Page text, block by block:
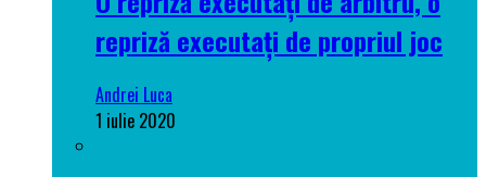
repriză executați de propriul joc
Andrei Luca
1 iulie 2020